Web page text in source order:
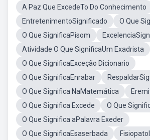
A Paz Que ExcedeTo Do Conhecimento
EntretenimentoSignificado
O Que
O Que SignificaPisom
Atividade O Que SignificaUm Exadrista
O Que SignificaExceção Dicionario
O Que SignificaEnrabar
O Que Significa NaMatemática
O Que Significa Excede
O Que
O Que Significa aPalavra Exeder
O Que SignificaEsaserbada